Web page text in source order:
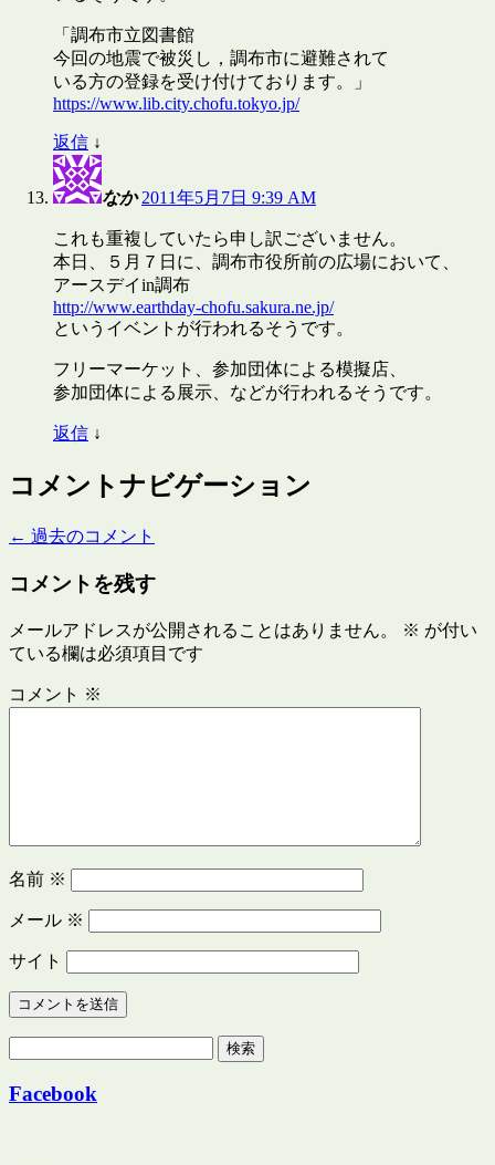
「調布市立図書館
今回の地震で被災し，調布市に避難されて
いる方の登録を受け付けております。」
https://www.lib.city.chofu.tokyo.jp/
返信 ↓
なか 2011年5月7日 9:39 AM
これも重複していたら申し訳ございません。
本日、５月７日に、調布市役所前の広場において、
アースデイin調布
http://www.earthday-chofu.sakura.ne.jp/
というイベントが行われるそうです。
フリーマーケット、参加団体による模擬店、
参加団体による展示、などが行われるそうです。
返信 ↓
コメントナビゲーション
← 過去のコメント
コメントを残す
メールアドレスが公開されることはありません。 ※ が付い
ている欄は必須項目です
コメント ※
名前 ※
メール ※
サイト
Facebook